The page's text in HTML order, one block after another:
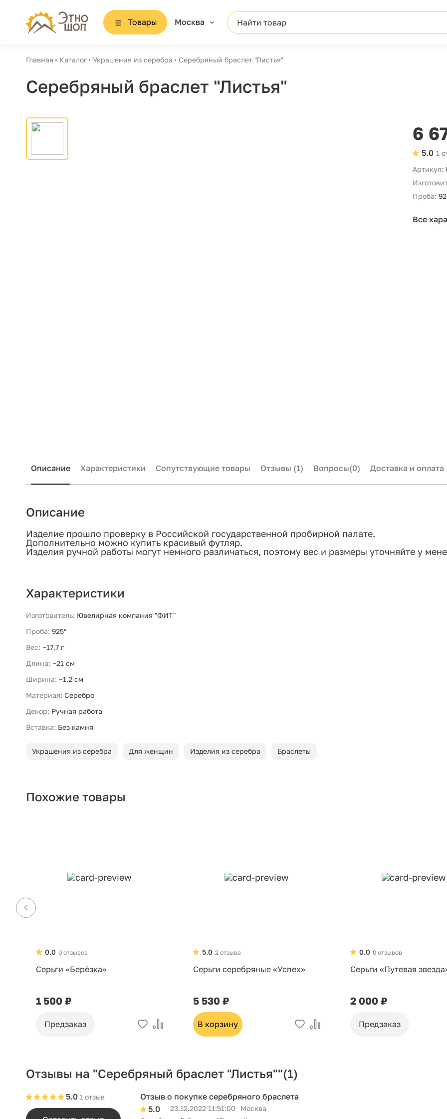
Товары Москва Найти товар
Главная Каталог Украшения из серебра Серебряный браслет "Листья"
Серебряный браслет "Листья"
6
1
5.0
Артикул:
Проба:
Все
Описание Характеристики Сопутствующие товары Отзывы (1) Вопросы(0) Доставка и оплата
Описание
Изделие прошло проверку в Российской государственной пробирной палате.
Дополнительно можно купить красивый футляр.
Изделия ручной работы могут немного различаться, поэтому вес и размеры уточняйте у
Характеристики
Изготовитель: Ювелирная компания "ФИТ"
Проба: 925°
Вес: ~17,7 г
Длина: ~21 см
Ширина: ~1,2 см
Материал: Серебро
Декор: Ручная работа
Вставка: Без камня
Украшения из серебра Для женщин Изделия из серебра Браслеты
Похожие товары
0 отзывов
0.0
Серьги «Берёзка»
1 500 ₽
Предзаказ
2 отзыва
5.0
Серьги серебряные «Успех»
5 530 ₽
В корзину
0 отзывов
0.0
Серьги «Путевая
2 000 ₽
Предзаказ
Отзывы на "Серебряный браслет "Листья""(1)
1 отзыв
5.0
Отзыв о покупке серебряного браслета
5.0
23.12.2022 11:51:00
Москва